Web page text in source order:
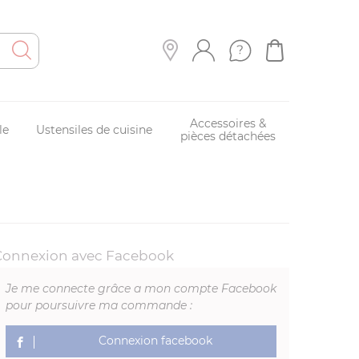
Ustensiles de cuisine
Accessoires &
pièces détachées
avec Facebook
Je me connecte grâce a mon compte Facebook
pour poursuivre ma commande :
Connexion facebook